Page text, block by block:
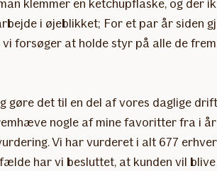
klemmer en ketchupflaske, og der
i øjeblikket; For et par år siden
forsøger at holde styr på alle de
det til en del af vores daglige
nogle af mine favoritter fra i
Vi har vurderet i alt 677
har vi besluttet, at kunden vil